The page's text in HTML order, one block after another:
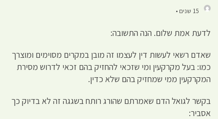
15 שנים •
לדעת אמת שלום. הנה התשובה:
שאדם רשאי לעשות דין לעצמו זה מובן במקרים מסוימים ומוצרך
כמו: בעל מקרקעין ומי שזכאי להחזיק בהם זכאי לדרוש מסירת
המקרקעין ממי שמחזיק בהם שלא כדין.
בקשר לגואל הדם שאמרתם שהורג רותח בשגגה זה לא בדיוק כך
אסביר: